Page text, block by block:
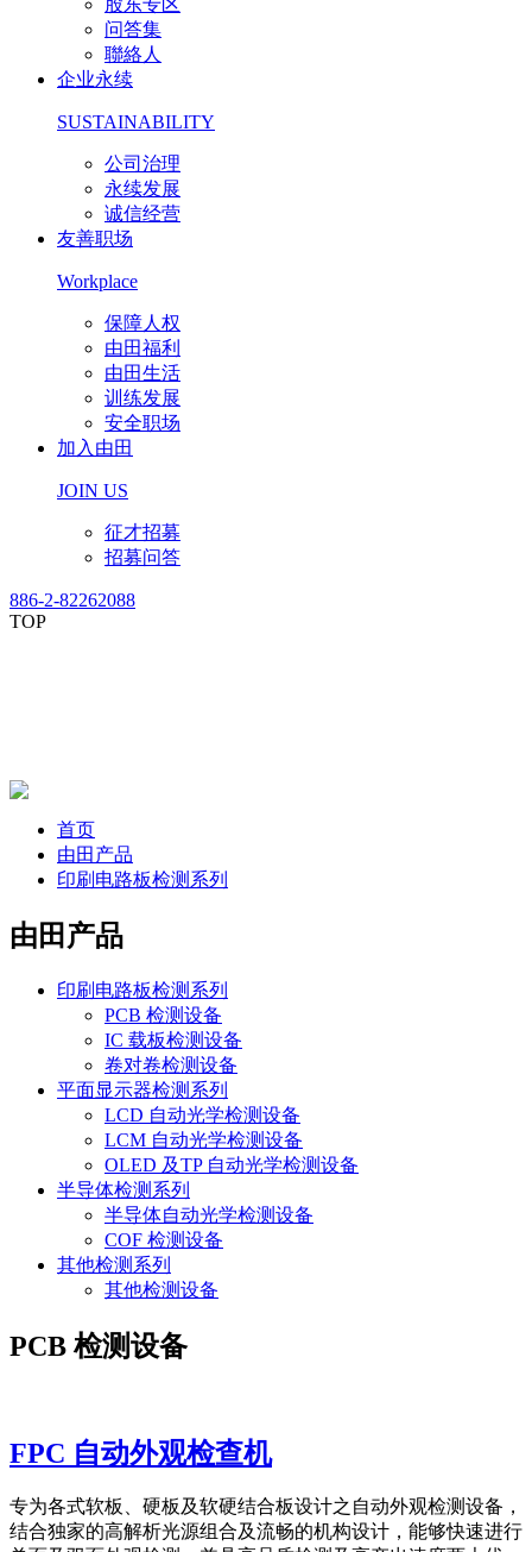
股东专区
问答集
聯絡人
企业永续
SUSTAINABILITY
公司治理
永续发展
诚信经营
友善职场
Workplace
保障人权
由田福利
由田生活
训练发展
安全职场
加入由田
JOIN US
征才招募
招募问答
886-2-82262088
TOP
首页
由田产品
印刷电路板检测系列
由田产品
印刷电路板检测系列
PCB 检测设备
IC 载板检测设备
卷对卷检测设备
平面显示器检测系列
LCD 自动光学检测设备
LCM 自动光学检测设备
OLED 及TP 自动光学检测设备
半导体检测系列
半导体自动光学检测设备
COF 检测设备
其他检测系列
其他检测设备
PCB 检测设备
FPC 自动外观检查机
专为各式软板、硬板及软硬结合板设计之自动外观检测设备，
结合独家的高解析光源组合及流畅的机构设计，能够快速进行